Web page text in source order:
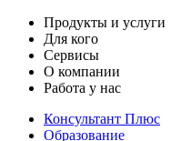
Продукты и услуги
Для кого
Сервисы
О компании
Работа у нас
Консультант Плюс
Образование